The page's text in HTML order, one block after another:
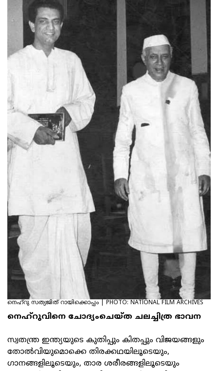
നെഹ്റു സത്യജിത് റായിക്കൊപ്പം | PHOTO: NATlONAL FILM ARCHIVES
നെഹ്റുവിനെ ചോദ്യംചെയ്ത ചലച്ചിത്ര ഭാവന
സ്വതന്ത്ര ഇന്ത്യയുടെ കുതിപ്പും കിതപ്പും വിജയങ്ങളും
തോല്‍വിയുമൊക്കെ തിരക്കഥയിലൂടെയും,
ഗാനങ്ങളിലൂടെയും, താര ശരീരങ്ങളിലൂടെയും